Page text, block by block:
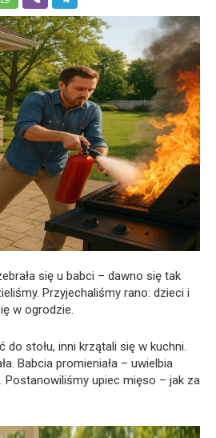
się u babci – dawno się tak
Przyjechaliśmy rano: dzieci i
w ogrodzie.
do stołu, inni krzątali się w kuchni.
Babcia promieniała – uwielbia
Postanowiliśmy upiec mięso – jak za